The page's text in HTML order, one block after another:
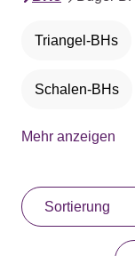
Triangel-BHs
Schalen-BHs
BHs ohne Bügel
Balconette-BHs
Mehr anzeigen
Sortierung